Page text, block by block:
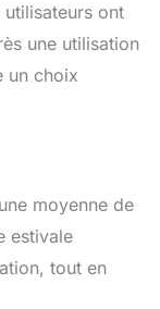
ont
une utilisation
un choix
moyenne de
estivale
tout en